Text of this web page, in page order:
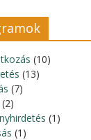
(10)
(13)
(7)
(2)
(1)
(1)